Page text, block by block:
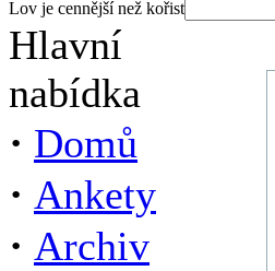
Lov je cennější než kořist
Hlavní
nabídka
· Domů
· Ankety
· Archiv